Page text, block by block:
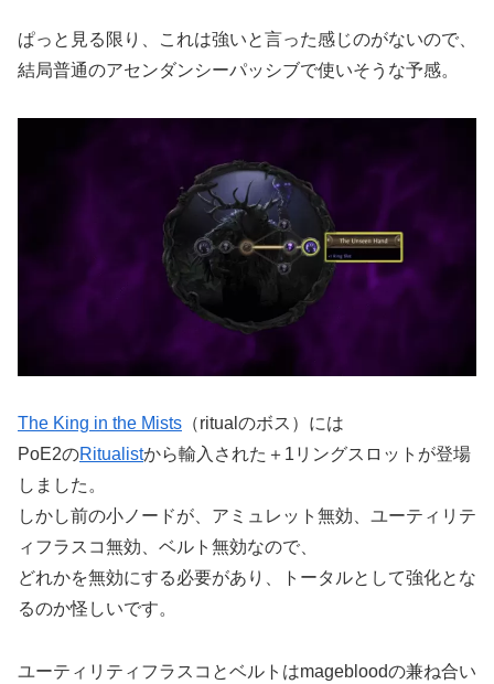
ぱっと見る限り、これは強いと言った感じのがないので、
結局普通のアセンダンシーパッシブで使いそうな予感。
The King in the Mists （ritualのボス）には
PoE2のRitualistから輸入された＋1リングスロットが登場
しました。
しかし前の小ノードが、アミュレット無効、ユーティリテ
ィフラスコ無効、ベルト無効なので、
どれかを無効にする必要があり、トータルとして強化とな
るのか怪しいです。
ユーティリティフラスコとベルトはmagebloodの兼ね合い